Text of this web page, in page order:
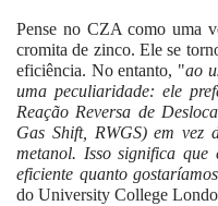
Pense no CZA como uma
cromita de zinco. Ele se
eficiência. No entanto, "ao
uma peculiaridade: ele
Reação Reversa de
Gas Shift, RWGS) em vez
metanol. Isso significa
eficiente quanto gostaríamos
do University College